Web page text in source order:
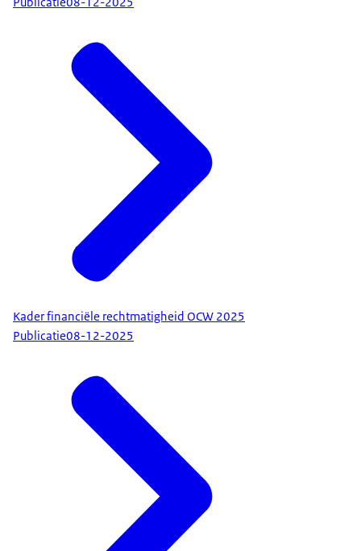
Kader financiële rechtmatigheid OCW 2025
Publicatie08-12-2025